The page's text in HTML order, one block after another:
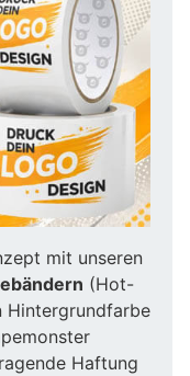
mit unseren
(Hot-
Hintergrundfarbe
Haftung